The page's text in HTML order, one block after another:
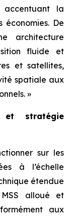
la
De
architecture
fluide et
et satellites,
spatiale aux
»
et stratégie
sur les
à l’échelle
étendue
alloué et
aux